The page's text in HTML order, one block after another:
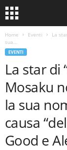
Home Eventi
La
sua...
EVENTI
La star di
Mosaku
la sua
causa
Good e